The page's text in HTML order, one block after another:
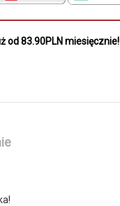
od 83.90PLN miesięcznie!